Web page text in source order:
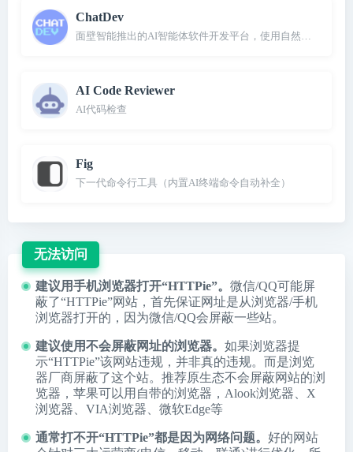
ChatDev
面壁智能推出的AI智能体软件开发平台，使用自然语言即可
AI Code Reviewer
AI代码检查
Fig
下一代命令行工具（内置AI终端命令自动补全）
无法访问
建议用手机浏览器打开“HTTPie”。 微信/QQ可能屏
蔽了“HTTPie”网站，首先保证网址是从浏览器/手机
浏览器打开的，因为微信/QQ会屏蔽一些站。
建议使用不会屏蔽网址的浏览器。 如果浏览器提
示“HTTPie”该网站违规，并非真的违规。而是浏览
器厂商屏蔽了这个站。推荐原生态不会屏蔽网站的浏
览器，苹果可以用自带的浏览器， Alook浏览器
X
浏览器
VIA浏览器 微软Edge等
通常打不开“HTTPie”都是因为网络问题。 好的网站